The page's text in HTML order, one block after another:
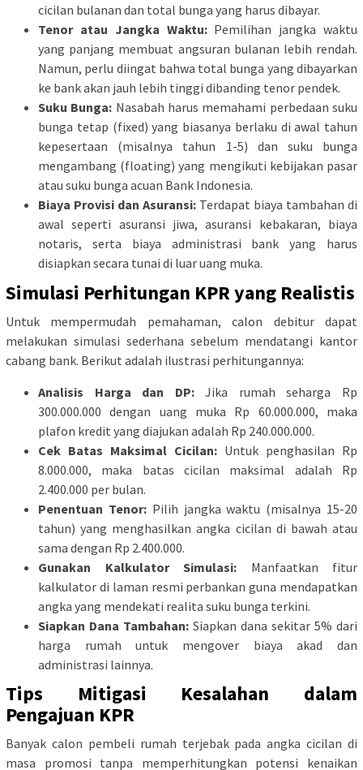
cicilan bulanan dan total bunga yang harus dibayar.
Tenor atau Jangka Waktu:Pemilihan jangka waktu
yang panjang membuat angsuran bulanan lebih rendah.
Namun, perlu diingat bahwa total bunga yang dibayarkan
ke bank akan jauh lebih tinggi dibanding tenor pendek.
Suku Bunga: Nasabah harus memahami perbedaan suku
bunga tetap (fixed) yang biasanya berlaku di awal tahun
kepesertaan (misalnya tahun 1-5) dan suku bunga
mengambang (floating) yang mengikuti kebijakan pasar
atau suku bunga acuan Bank Indonesia.
Biaya Provisi dan Asuransi: Terdapat biaya tambahan di
awal seperti asuransi jiwa, asuransi kebakaran, biaya
notaris, serta biaya administrasi bank yang harus
disiapkan secara tunai di luar uang muka.
Simulasi Perhitungan KPR yang Realistis
Untuk mempermudah pemahaman, calon debitur dapat
melakukan simulasi sederhana sebelum mendatangi kantor
cabang bank. Berikut adalah ilustrasi perhitungannya:
Analisis Harga dan DP:Jika rumah seharga Rp
300.000.000 dengan uang muka Rp 60.000.000, maka
plafon kredit yang diajukan adalah Rp 240.000.000.
Cek Batas Maksimal Cicilan: Untuk penghasilan Rp
8.000.000, maka batas cicilan maksimal adalah Rp
2.400.000 per bulan.
Penentuan Tenor:Pilih jangka waktu (misalnya 15-20
tahun) yang menghasilkan angka cicilan di bawah atau
sama dengan Rp 2.400.000.
Gunakan Kalkulator Simulasi: Manfaatkan fitur
kalkulator di laman resmi perbankan guna mendapatkan
angka yang mendekati realita suku bunga terkini.
Siapkan Dana Tambahan: Siapkan dana sekitar 5% dari
harga rumah untuk mengover biaya akad dan
administrasi lainnya.
Tips Mitigasi Kesalahan dalam
Pengajuan KPR
Banyak calon pembeli rumah terjebak pada angka cicilan di
masa promosi tanpa memperhitungkan potensi kenaikan